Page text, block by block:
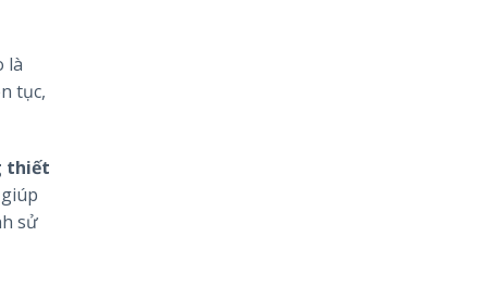
là
tục,
thiết
sử